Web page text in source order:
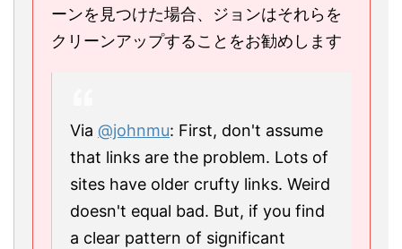
ーンを見つけた場合、ジョンはそれらを
クリーンアップすることをお勧めします
Via @johnmu: First, don't assume
that links are the problem. Lots of
sites have older crufty links. Weird
doesn't equal bad. But, if you find
a clear pattern of significant